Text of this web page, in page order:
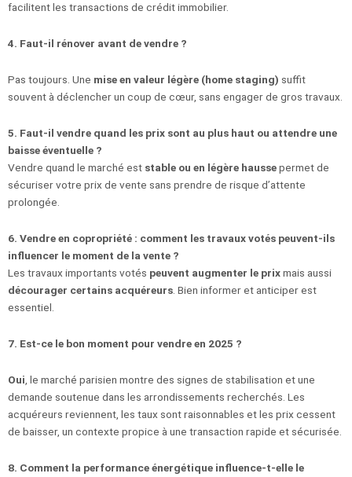
facilitent les transactions de crédit immobilier.
4. Faut-il rénover avant de vendre ?
Pas toujours. Une mise en valeur légère (home staging) suffit
souvent à déclencher un coup de cœur, sans engager de gros travaux.
5. Faut-il vendre quand les prix sont au plus haut ou attendre une
baisse éventuelle ?
Vendre quand le marché est stable ou en légère haussepermet de
sécuriser votre prix de vente sans prendre de risque d’attente
prolongée.
6. Vendre en copropriété : comment les travaux votés peuvent-ils
influencer le moment de la vente ?
Les travaux importants votés peuvent augmenter le prixmais aussi
décourager certains acquéreurs . Bien informer et anticiper est
essentiel.
7. Est-ce le bon moment pour vendre en 2025 ?
Oui , le marché parisien montre des signes de stabilisation et une
demande soutenue dans les arrondissements recherchés. Les
acquéreurs reviennent, les taux sont raisonnables et les prix cessent
de baisser, un contexte propice à une transaction rapide et sécurisée.
8. Comment la performance énergétique influence-t-elle le